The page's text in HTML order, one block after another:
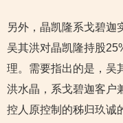
另外，晶凯隆系戈碧迦
吴其洪对晶凯隆持股
理。需要指出的是，吴
洪水晶，系戈碧迦客户
控人原控制的秭归玖诚